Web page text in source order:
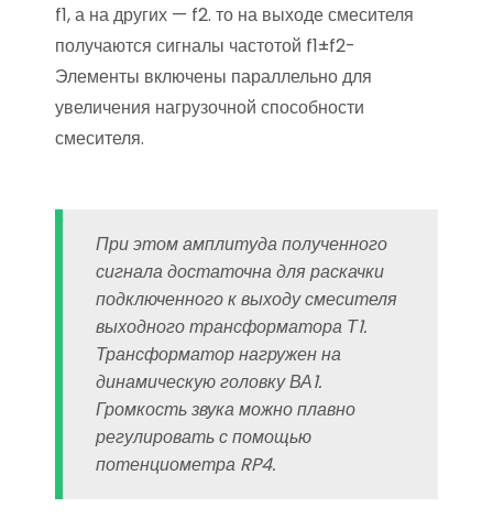
f1, а на других — f2. то на выходе смесителя
получаются сигналы частотой f1±f2-
Элементы включены параллельно для
увеличения нагрузочной способности
смесителя.
При этом амплитуда полученного
сигнала достаточна для раскачки
подключенного к выходу смесителя
выходного трансформатора Т1.
Трансформатор нагружен на
динамическую головку ВА1.
Громкость звука можно плавно
регулировать с помощью
потенциометра RP4.